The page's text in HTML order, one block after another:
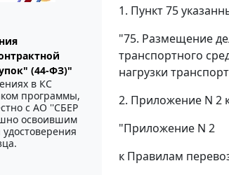
(44-ФЗ)"
в КС
программы,
с АО ''СБЕР
освоившим
1. Пункт 75
"75. Размещение
транспортного
нагрузки
2. Приложение N 2
"Приложение N 2
к Правилам